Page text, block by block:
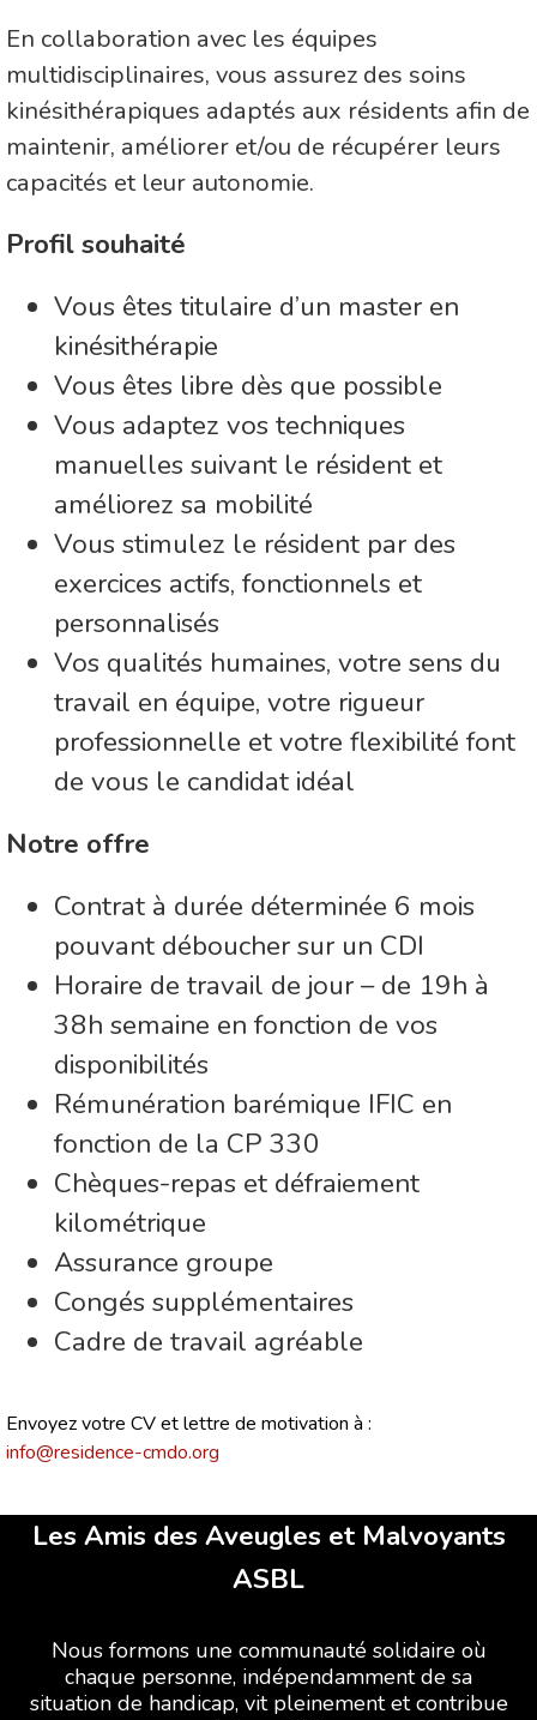
En collaboration avec les équipes
multidisciplinaires, vous assurez des soins
kinésithérapiques adaptés aux résidents afin de
maintenir, améliorer et/ou de récupérer leurs
capacités et leur autonomie.
Profil souhaité
Vous êtes titulaire d’un master en
kinésithérapie
Vous êtes libre dès que possible
Vous adaptez vos techniques
manuelles suivant le résident et
améliorez sa mobilité
Vous stimulez le résident par des
exercices actifs, fonctionnels et
personnalisés
Vos qualités humaines, votre sens du
travail en équipe, votre rigueur
professionnelle et votre flexibilité font
de vous le candidat idéal
Notre offre
Contrat à durée déterminée 6 mois
pouvant déboucher sur un CDI
Horaire de travail de jour – de 19h à
38h semaine en fonction de vos
disponibilités
Rémunération barémique IFIC en
fonction de la CP 330
Chèques-repas et défraiement
kilométrique
Assurance groupe
Congés supplémentaires
Cadre de travail agréable
Envoyez votre CV et lettre de motivation à :
info@residence-cmdo.org
Les Amis des Aveugles et Malvoyants
ASBL
Nous formons une communauté solidaire où
chaque personne, indépendamment de sa
situation de handicap, vit pleinement et contribue